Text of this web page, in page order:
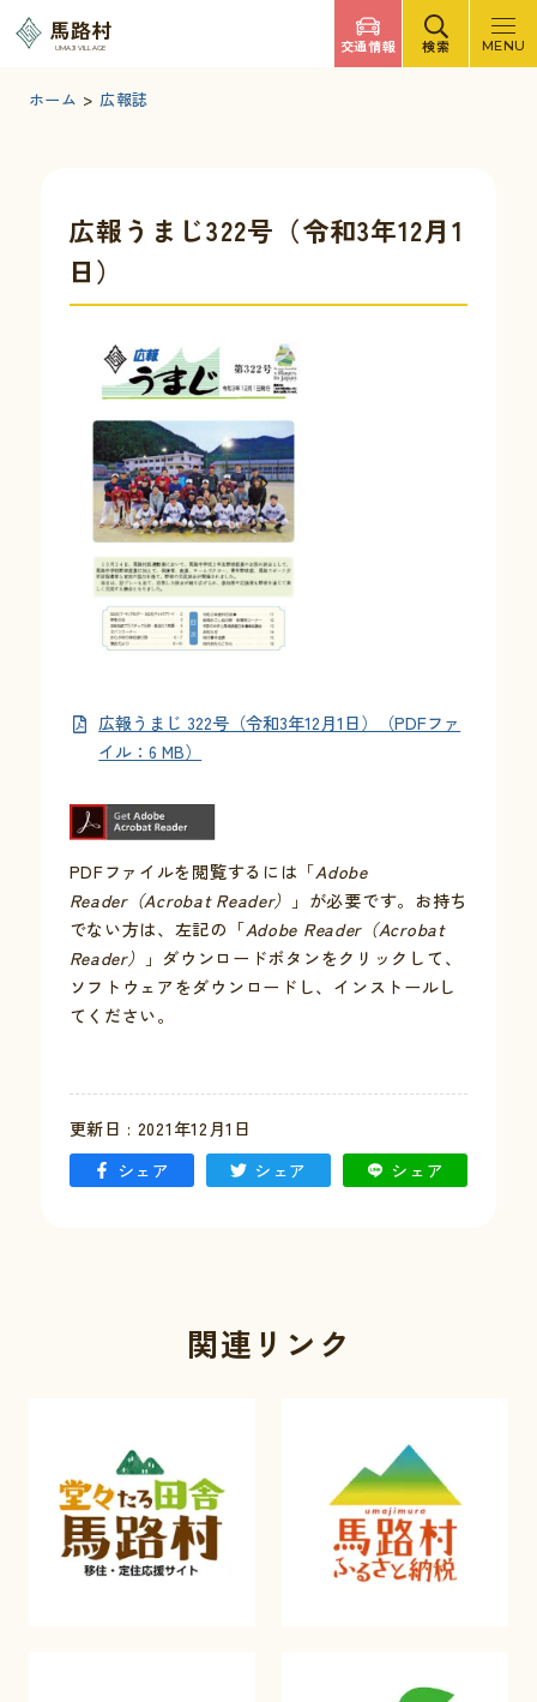
馬路村
UMAJI VILLAGE 交通情報 検索 MENU
ホーム > 広報誌
広報うまじ322号（令和3年12月1
日）
広報うまじ 322号（令和3年12月1日）（PDFファ
イル：6 MB）
PDFファイルを閲覧するには「Adobe
Reader（Acrobat Reader） 」が必要です。お持ち
でない方は、左記の「Adobe Reader（Acrobat
Reader） 」ダウンロードボタンをクリックして、
ソフトウェアをダウンロードし、インストールし
てください。
更新日 : 2021年12月1日
シェア
シェア シェア
関連リンク
観光・イベント
移住・定住
ふるさと納税
お問い合わせ
交通情報
文字サイズ